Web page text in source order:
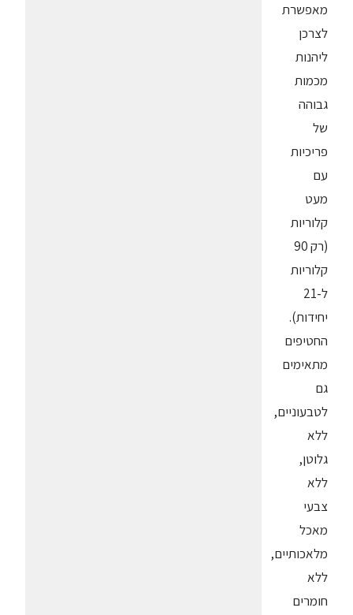
מאפשרת
לצרכן
ליהנות
מכמות
גבוהה
של
פריכיות
עם
מעט
קלוריות
(רק 90
קלוריות
ל-21
יחידות).
החטיפים
מתאימים
גם
לטבעוניים,
ללא
גלוטן,
ללא
צבעי
מאכל
מלאכותיים,
ללא
חומרים